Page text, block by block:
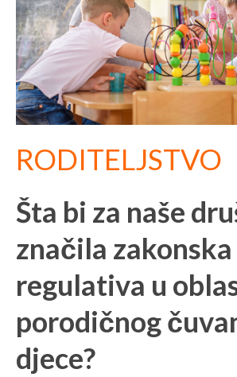
RODITELJSTVO
Šta bi za naše
značila zakonska
regulativa u
porodičnog
djece?